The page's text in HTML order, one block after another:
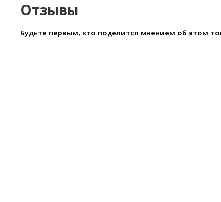
Отзывы
Будьте первым, кто поделится мнением об этом